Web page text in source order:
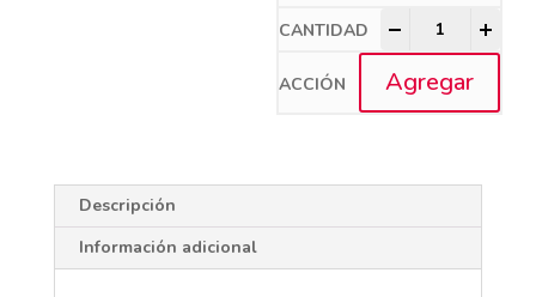
-
Agregar
Descripción
Información adicional